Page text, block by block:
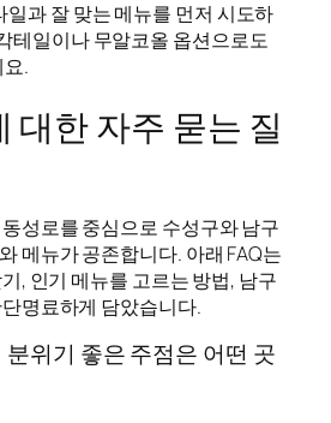
일과 잘 맞는 메뉴를 먼저 시도하
테일이나 무알코올 옵션으로도
.
대한 자주 묻는 질
성로를 중심으로 수성구와 남구
메뉴가 공존합니다. 아래 FAQ는
, 인기 메뉴를 고르는 방법, 남구
명료하게 담았습니다.
위기 좋은 주점은 어떤 곳